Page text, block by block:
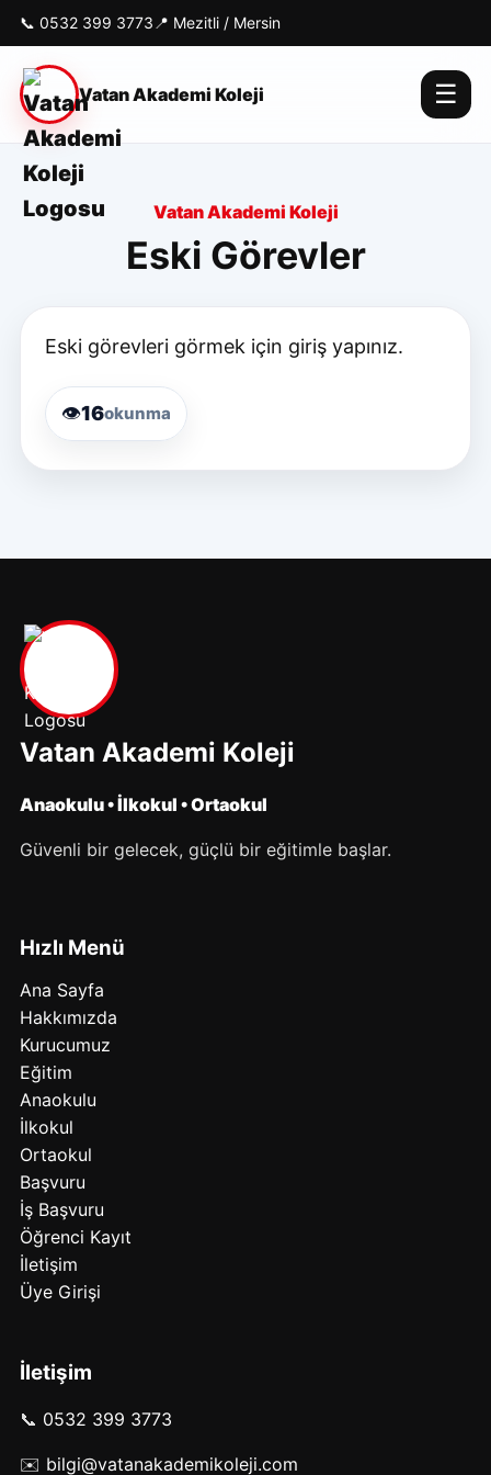
📞 0532 399 3773 📍 Mezitli / Mersin
Vatan Akademi Koleji ☰
Vatan Akademi Koleji
Eski Görevler
Eski görevleri görmek için giriş yapınız.
👁️16okunma
Vatan Akademi Koleji
Anaokulu • İlkokul • Ortaokul
Güvenli bir gelecek, güçlü bir eğitimle başlar.
Hızlı Menü
Ana Sayfa
Hakkımızda
Kurucumuz
Eğitim
Anaokulu
İlkokul
Ortaokul
Başvuru
İş Başvuru
Öğrenci Kayıt
İletişim
Üye Girişi
İletişim
📞 0532 399 3773
✉️ bilgi@vatanakademikoleji.com